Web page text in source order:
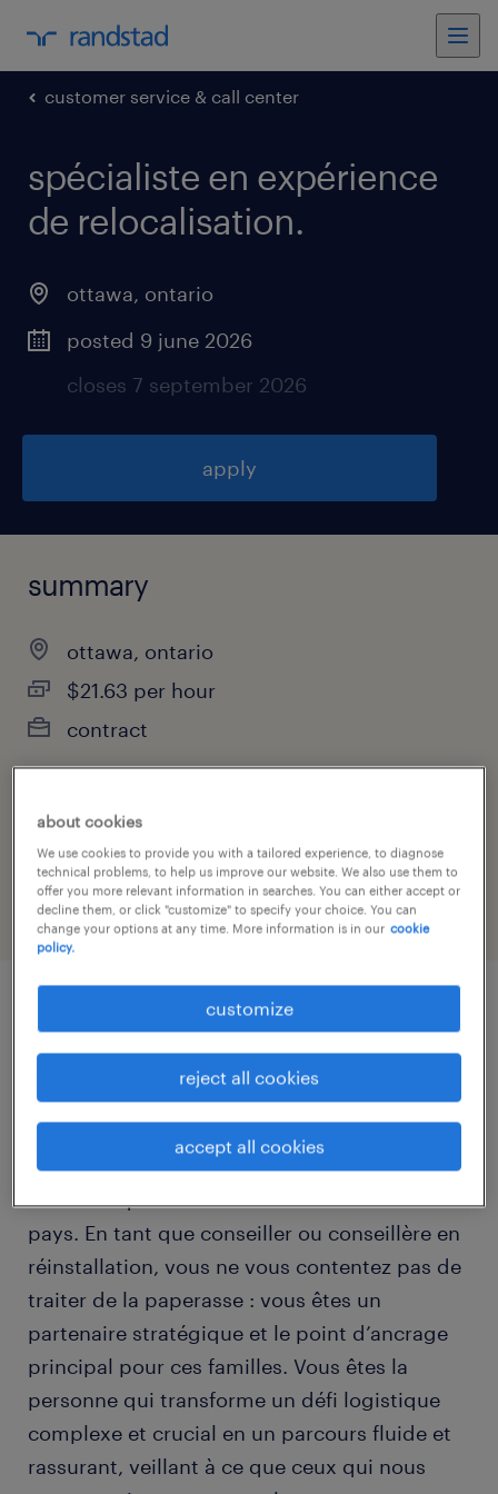
customer service & call center
spécialiste en expérience
de relocalisation.
ottawa, ontario
posted 9 june 2026
closes 7 september 2026
apply
summary
ottawa, ontario
$21.63 per hour
contract
job category
customer service & call center
job details
Déménager est l'un des plus grands facteurs
de stress dans la vie, mais pour les membres
des Forces armées canadiennes, c'est une
réalité fréquente de leur service envers notre
pays. En tant que conseiller ou conseillère en
réinstallation, vous ne vous contentez pas de
traiter de la paperasse : vous êtes un
partenaire stratégique et le point d’ancrage
principal pour ces familles. Vous êtes la
personne qui transforme un défi logistique
complexe et crucial en un parcours fluide et
rassurant, veillant à ce que ceux qui nous
about cookies
We use cookies to provide you with a tailored experience, to diagnose
technical problems, to help us improve our website. We also use them to
offer you more relevant information in searches. You can either accept or
decline them, or click "customize" to specify your choice. You can
change your options at any time. More information is in our cookie
policy.
customize
reject all cookies
accept all cookies